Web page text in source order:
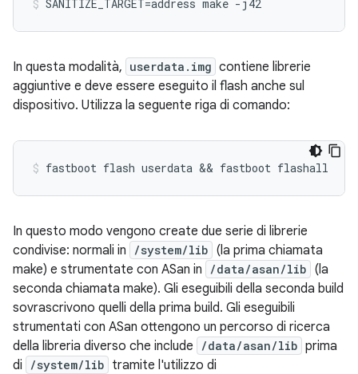
SANITIZE_TARGET=address make -j42
In questa modalità, userdata.img contiene librerie
aggiuntive e deve essere eseguito il flash anche sul
dispositivo. Utilizza la seguente riga di comando:
In questo modo vengono create due serie di librerie
condivise: normali in
/system/lib (la prima chiamata
make) e strumentate con ASan in
/data/asan/lib (la
seconda chiamata make). Gli eseguibili della seconda build
sovrascrivono quelli della prima build. Gli eseguibili
strumentati con ASan ottengono un percorso di ricerca
della libreria diverso che include
/data/asan/lib prima
di
/system/lib tramite l'utilizzo di